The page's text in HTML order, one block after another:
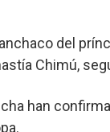
del
Chimú,
han